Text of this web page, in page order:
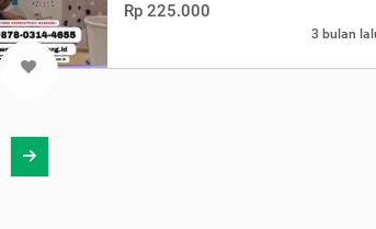
Rp 225.000
3 bulan